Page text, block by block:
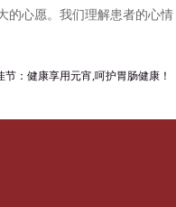
的心愿。我们理解患者的心
节：健康享用元宵,呵护胃肠健康！